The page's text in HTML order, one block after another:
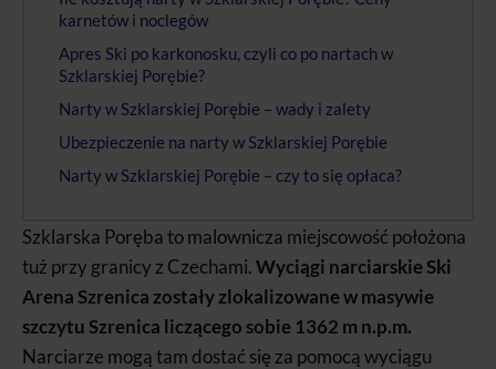
Szklarska Poręba to malownicza miejscowość położona
tuż przy granicy z Czechami.Wyciągi narciarskie Ski
Arena Szrenica zostały zlokalizowane w masywie
szczytu Szrenica liczącego sobie 1362 m n.p.m.
Narciarze mogą tam dostać się za pomocą wyciągu
karnetów i noclegów
Apres Ski po karkonosku, czyli co po nartach w
Szklarskiej Porębie?
Narty w Szklarskiej Porębie – wady i zalety
Ubezpieczenie na narty w Szklarskiej Porębie
Narty w Szklarskiej Porębie – czy to się opłaca?